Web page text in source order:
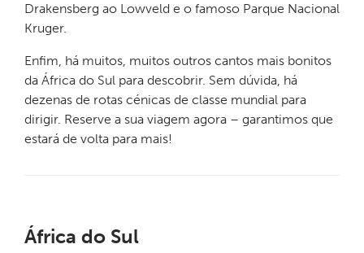
Drakensberg ao Lowveld e o famoso Parque Nacional
Kruger.
Enfim, há muitos, muitos outros cantos mais bonitos
da África do Sul para descobrir. Sem dúvida, há
dezenas de rotas cénicas de classe mundial para
dirigir. Reserve a sua viagem agora – garantimos que
estará de volta para mais!
África do Sul